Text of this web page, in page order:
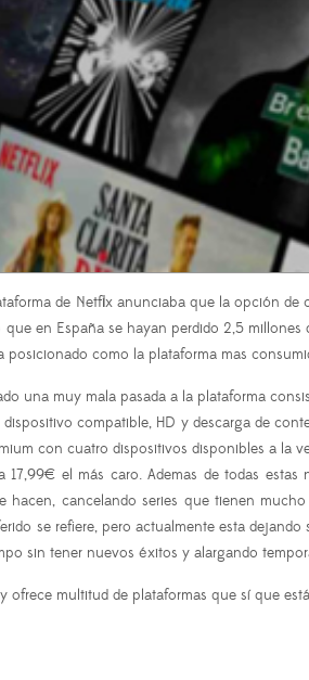
de Netflix anunciaba que la opción
en España se hayan perdido 2,5
posicionado como la plataforma mas
una muy mala pasada a la plataforma
compatible, HD y descarga de
con cuatro dispositivos disponibles a la
el más caro. Ademas de todas
cancelando series que tienen
se refiere, pero actualmente esta
sin tener nuevos éxitos y alargando
ofrece multitud de plataformas que sí que